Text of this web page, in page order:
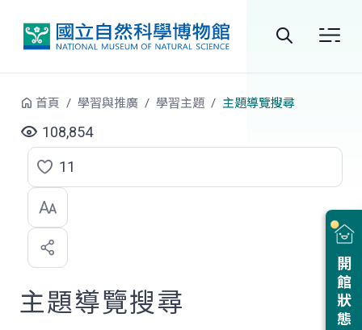
站
尋
開館狀態
首頁 學習與推廣 學習主題 主題導覽搜尋
108,854
點
選
喜
歡
11
主題導覽搜尋